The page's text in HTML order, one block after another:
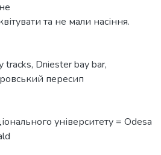
та не мали насіння.
tracks, Dniester bay bar,
пересип
університету = Odesa